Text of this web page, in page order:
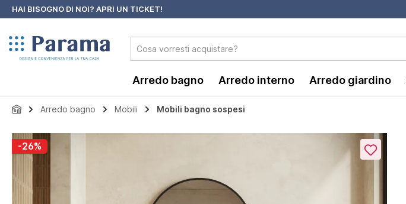
Passa alla navigazione principale
HAI BISOGNO DI NOI? APRI UN TICKET!
Arredo bagno Arredo interno Arredo giardino
Arredo bagno Mobili Mobili bagno sospesi
Salta la galleria di immagini
-26%